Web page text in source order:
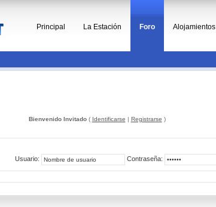
Principal La Estación Foro Alojamientos
Bienvenido Invitado( Identificarse | Registrarse )
Usuario: Contraseña: